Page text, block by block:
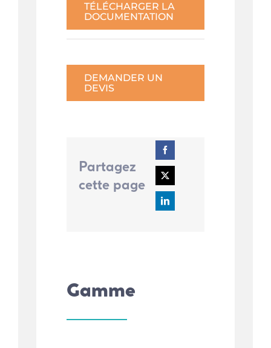
TÉLÉCHARGER LA
DOCUMENTATION
DEMANDER UN
DEVIS
Partagez
cette page
Gamme